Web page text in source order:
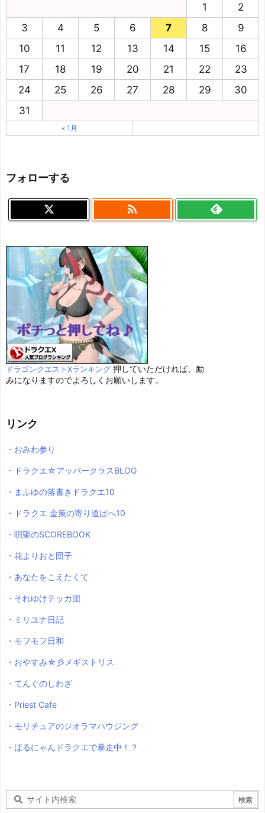
1
2
3
4 5 6 7 8
9
10
11 12 13 14 15
16
17
18 19 20 21 22
23
24
25 26 27 28 29
30
31
« 1月
フォローする

ドラゴンクエストXランキング 押していただければ、励
みになりますのでよろしくお願いします。
リンク
・おみわ参り
・ドラクエ☆アッパークラスBLOG
・まふゆの落書きドラクエ10
・ドラクエ 金策の寄り道ぱへ10
・唄聖のSCOREBOOK
・花よりおと団子
・あなたをこえたくて
・それゆけテッカ団
・ミリユナ日記
・モフモフ日和
・おやすみ☆彡メギストリス
・てんぐのしわざ
・Priest Cafe
・モリチュアのジオラマハウジング
・ほるにゃんドラクエで暴走中！？